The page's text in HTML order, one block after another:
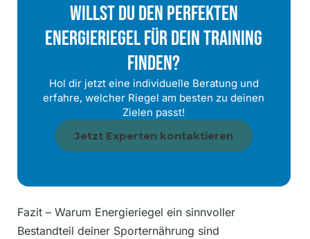
Willst Du Den Perfekten
Energieriegel Für Dein Training
Finden?
Hol dir jetzt eine individuelle Beratung und
erfahre, welcher Riegel am besten zu deinen
Zielen passt!
Jetzt Experten kontaktieren
Fazit – Warum Energieriegel ein sinnvoller
Bestandteil deiner Sporternährung sind